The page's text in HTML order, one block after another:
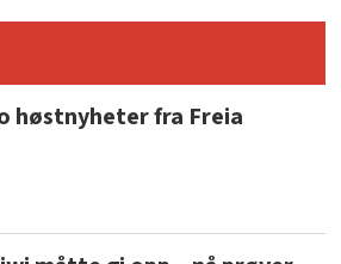
høstnyheter fra Freia